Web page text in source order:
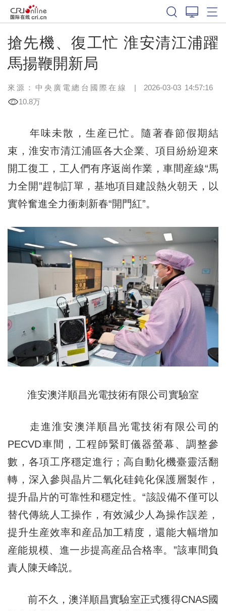
搶先機、復工忙 淮安清江浦躍
馬揚鞭開新局
來源：中央廣電總台國際在線 | 2026-03-03 14:57:16
10.8万
年味未散，生産已忙。隨著春節假期結
束，淮安市清江浦區各大企業、項目紛紛迎來
開工復工，工人們有序返崗作業，車間産線“馬
力全開”趕制訂單，基地項目建設熱火朝天，以
實幹奮進全力衝刺新春“開門紅”。
淮安澳洋順昌光電技術有限公司實驗室
走進淮安澳洋順昌光電技術有限公司的
PECVD車間，工程師緊盯儀器螢幕、調整參
數，各項工序穩定進行；高自動化機臺靈活翻
轉，深入參與晶片二氧化硅鈍化保護層製作，
提升晶片的可靠性和穩定性。“該設備不僅可以
替代傳統人工操作，有效減少人為操作誤差，
提升生産效率和産品加工精度，還能大幅增加
産能規模、進一步提高産品合格率。”該車間負
責人陳天峰説。
前不久，澳洋順昌實驗室正式獲得CNAS國